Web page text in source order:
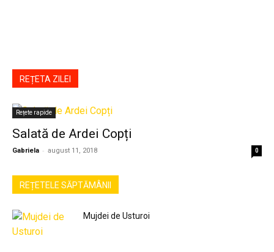
REȚETA ZILEI
Rețete rapide
Salată de Ardei Copți
Gabriela - august 11, 2018 0
REȚETELE SĂPTĂMÂNII
Mujdei de Usturoi